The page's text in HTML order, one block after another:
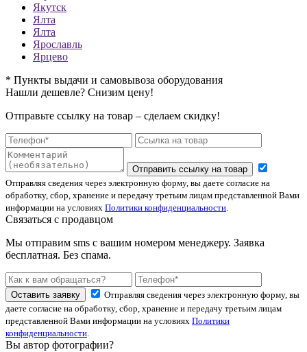
Якутск
Ялта
Ялта
Ярославль
Ярцево
* Пункты выдачи и самовывоза оборудования
Нашли дешевле? Снизим цену!
Отправьте ссылку на товар – сделаем скидку!
Отправить ссылку на товар
Отправляя сведения через электронную форму, вы даете согласие на
обработку, сбор, хранение и передачу третьим лицам представленной Вами
информации на условиях Политики конфиденциальности.
Связаться с продавцом
Мы отправим sms с вашим номером менеджеру. Заявка
бесплатная. Без спама.
Оставить заявку
Отправляя сведения через электронную форму, вы
даете согласие на обработку, сбор, хранение и передачу третьим лицам
представленной Вами информации на условиях Политики
конфиденциальности.
Вы автор фотографии?